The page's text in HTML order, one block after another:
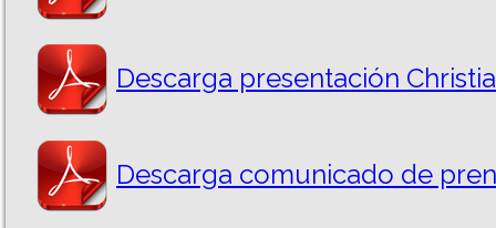
Descarga presentación
Descarga comunicado de